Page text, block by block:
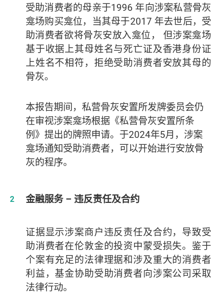
受助消费者的母亲于1996 年向涉案私营骨灰
龛场购买龛位，当其母于2017 年去世后，受
助消费者欲将骨灰安放入龛位， 但涉案龛场
基于收据上其母姓名与死亡证及香港身份证
上姓名不相符，拒绝受助消费者安放其母的
骨灰。
本报告期间，私营骨灰安置所发牌委员会仍
在审视涉案龛场根据《私营骨灰安置所条
例》提出的牌照申请。于2024年5月，涉案
龛场通知受助消费者，可以开始进行安放骨
灰的程序。
金融服务 – 违反责任及合约
证据显示涉案商户违反责任及合约，导致受
助消费者在伦敦金的投资中蒙受损失。鉴于
个案有充足的法律理据和涉及重大的消费者
利益，基金协助受助消费者向涉案公司采取
法律行动。